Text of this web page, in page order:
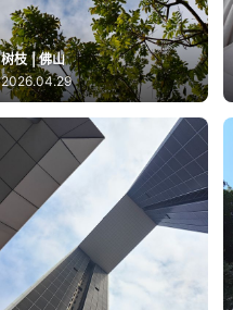
树枝 | 佛山
2026.04.29